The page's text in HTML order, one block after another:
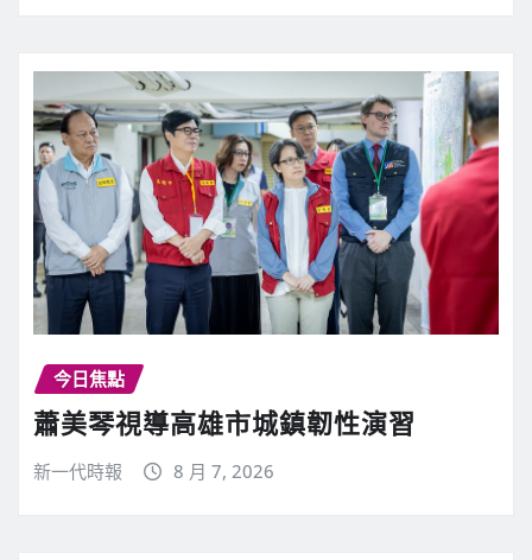
d
i
n
g
今日焦點
蕭美琴視導高雄市城鎮韌性演習
新一代時報 8 月 7, 2026